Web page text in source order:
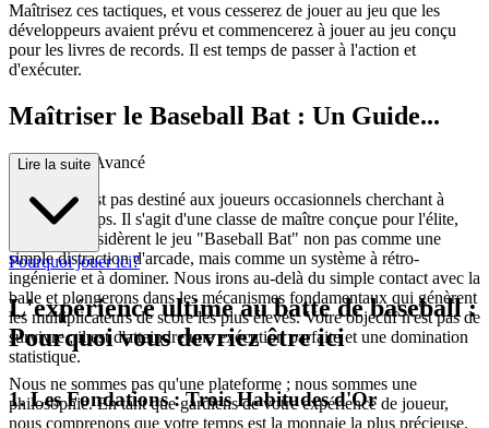
Maîtrisez ces tactiques, et vous cesserez de jouer au jeu que les
développeurs avaient prévu et commencerez à jouer au jeu conçu
pour les livres de records. Il est temps de passer à l'action et
d'exécuter.
Maîtriser le Baseball Bat : Un Guide...
de Stratégie Avancé
Ce guide n'est pas destiné aux joueurs occasionnels cherchant à
passer le temps. Il s'agit d'une classe de maître conçue pour l'élite,
ceux qui considèrent le jeu "Baseball Bat" non pas comme une
simple distraction d'arcade, mais comme un système à rétro-
ingénierie et à dominer. Nous irons au-delà du simple contact avec la
balle et plongerons dans les mécanismes fondamentaux qui génèrent
les multiplicateurs de score les plus élevés. Votre objectif n'est pas de
survivre ; il est d'atteindre une exécution parfaite et une domination
statistique.
1. Les Fondations : Trois Habitudes d'Or
Lire la suite
Pourquoi jouer ici?
L'expérience ultime au batte de baseball :
Pourquoi vous devriez être ici
Nous ne sommes pas qu'une plateforme ; nous sommes une
philosophie. En tant que gardiens de votre expérience de joueur,
nous comprenons que votre temps est la monnaie la plus précieuse.